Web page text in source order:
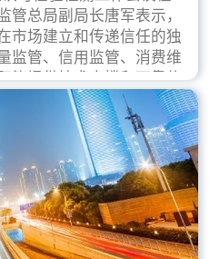
管总局副局长唐军表示，
市场建立和传递信任的独
监管、信用监管、消费维
能提供技术支撑和可靠依